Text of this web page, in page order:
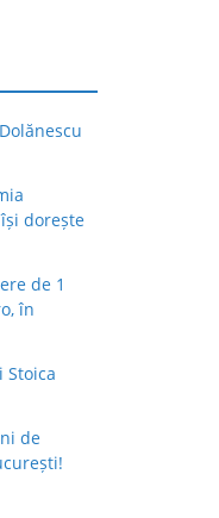
dorește
de 1
în
Stoica
de